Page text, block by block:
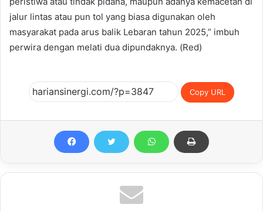
jalur lintas atau pun tol yang biasa digunakan oleh
masyarakat pada arus balik Lebaran tahun 2025,” imbuh
perwira dengan melati dua dipundaknya. (Red)
Copy URL